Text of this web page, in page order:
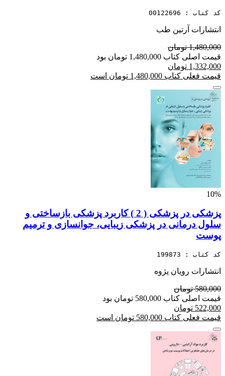
کد کتاب : 00122696
انتشارات آرتین طب
1,480,000 تومان
قیمت اصلی کتاب 1,480,000 تومان بود
1,332,000 تومان
قیمت فعلی کتاب 1,480,000 تومان است
10%
پزشکی در پزشکی ( 2 ) کاربرد پزشکی بازساختی و
سلول درمانی در پزشکی زیبایی، جوانسازی و ترمیم
پوست
کد کتاب : 199873
انتشارات رویان پژوه
580,000 تومان
قیمت اصلی کتاب 580,000 تومان بود
522,000 تومان
قیمت فعلی کتاب 580,000 تومان است